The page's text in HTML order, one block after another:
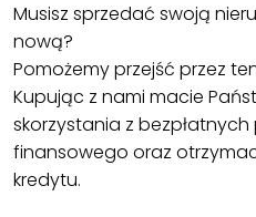
Musisz sprzedać swoją
nową?
Pomożemy przejść przez
Kupując z nami macie
skorzystania z
finansowego oraz
kredytu.